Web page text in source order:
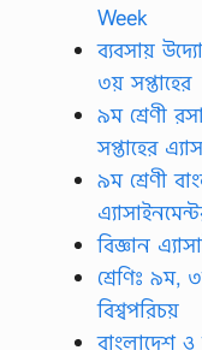
Week
ব্যবসায়
৩য় সপ্তাহের
৯ম শ্রেণী
সপ্তাহের
৯ম শ্রেণী
বিজ্ঞান
শ্রেণিঃ ৯ম,
বিশ্বপরিচয়
বাংলাদেশ